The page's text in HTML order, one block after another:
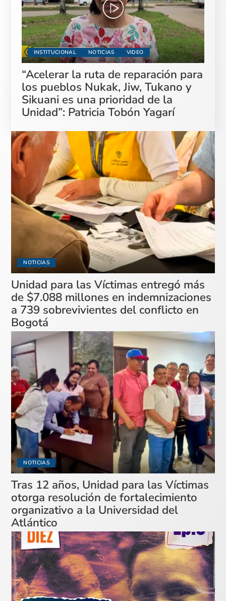
INSTITUCIONAL NOTICIAS VIDEO
“Acelerar la ruta de reparación para
los pueblos Nukak, Jiw, Tukano y
Sikuani es una prioridad de la
Unidad”: Patricia Tobón Yagarí
NOTICIAS
Unidad para las Víctimas entregó más
de $7.088 millones en indemnizaciones
a 739 sobrevivientes del conflicto en
Bogotá
NOTICIAS
Tras 12 años, Unidad para las Víctimas
otorga resolución de fortalecimiento
organizativo a la Universidad del
Atlántico